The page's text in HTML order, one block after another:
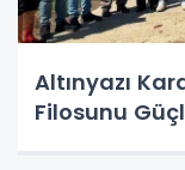
Altınyazı
Filosunu